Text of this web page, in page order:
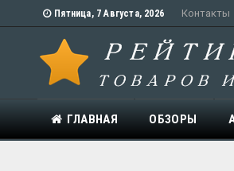
Пятница, 7 Августа, 2026 Контакты
ГЛАВНАЯ ОБЗОРЫ